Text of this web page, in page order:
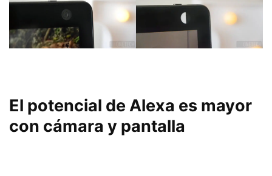
El potencial de Alexa es mayor
con cámara y pantalla